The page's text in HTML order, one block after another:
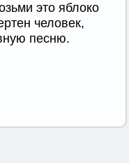
это яблоко
человек,
песню.